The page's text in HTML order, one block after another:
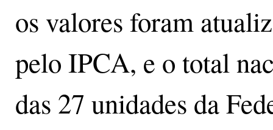
os valores foram
pelo IPCA, e o total
das 27 unidades da